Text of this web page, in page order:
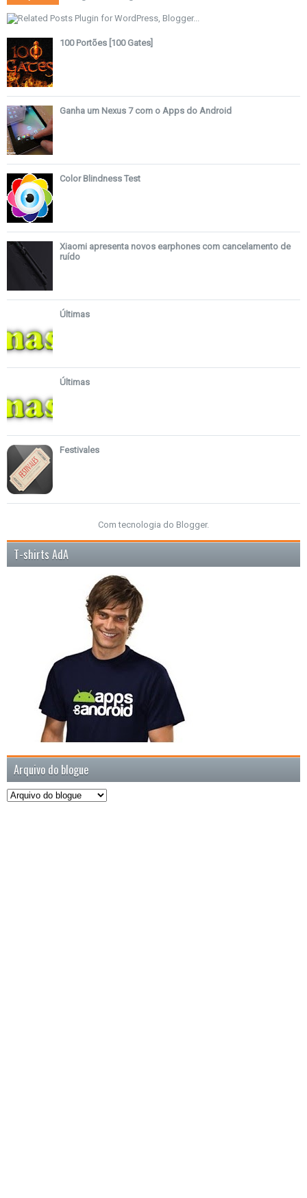
100 Portões [100 Gates]
Ganha um Nexus 7 com o Apps do Android
Color Blindness Test
Xiaomi apresenta novos earphones com cancelamento de
ruído
Últimas
Últimas
Festivales
Com tecnologia do Blogger.
T-shirts AdA
Arquivo do blogue